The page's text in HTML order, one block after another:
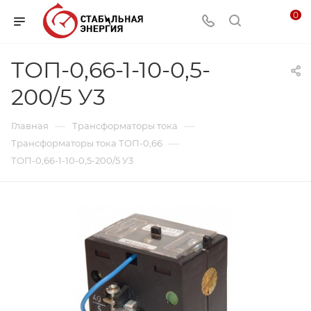
0
ТОП-0,66-1-10-0,5-
200/5 У3
Главная — Трансформаторы тока —
Трансформаторы тока ТОП-0,66 —
ТОП-0,66-1-10-0,5-200/5 У3